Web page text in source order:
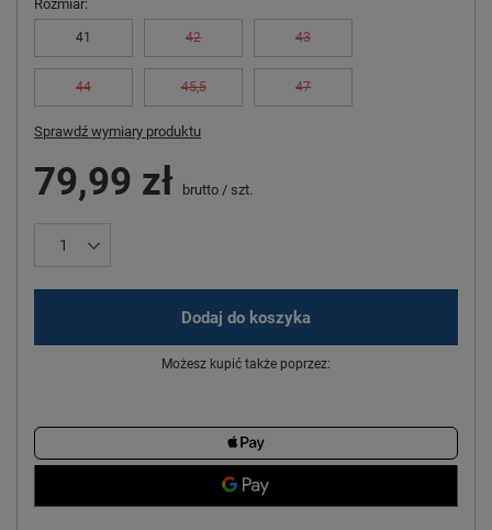
Rozmiar
41 42 43
44 45,5 47
Sprawdź wymiary produktu
79,99 zł brutto / szt.
Dodaj do koszyka
Możesz kupić także poprzez: